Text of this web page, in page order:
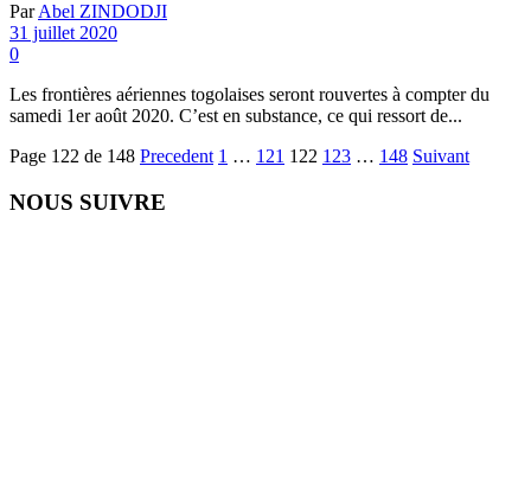
Par Abel ZINDODJI
31 juillet 2020
0
Les frontières aériennes togolaises seront rouvertes à compter du
samedi 1er août 2020. C’est en substance, ce qui ressort de...
Page 122 de 148 Precedent 1 … 121 122 123 … 148 Suivant
NOUS SUIVRE